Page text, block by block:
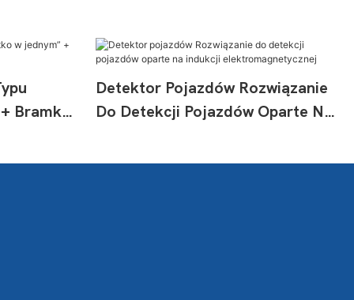
Bramka
Detektor Pojazdów Rozwiązanie
Do Detekcji Pojazdów Oparte Na